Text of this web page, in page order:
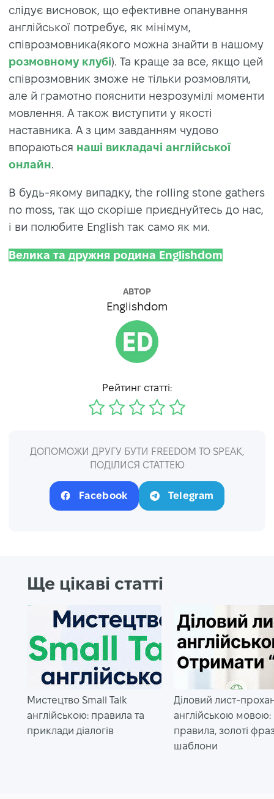
слідує висновок, що ефективне опанування
англійської потребує, як мінімум,
співрозмовника(якого можна знайти в нашому
розмовному клубі). Та краще за все, якщо цей
співрозмовник зможе не тільки розмовляти,
але й грамотно пояснити незрозумілі моменти
мовлення. А також виступити у якості
наставника. А з цим завданням чудово
впораються наші викладачі англійської
онлайн.
В будь-якому випадку, the rolling stone gathers
no moss, так що скоріше приєднуйтесь до нас,
і ви полюбите English так само як ми.
Велика та дружня родина Englishdom
АВТОР
Englishdom
Рейтинг статті:
ДОПОМОЖИ ДРУГУ БУТИ FREEDOM TO SPEAK,
ПОДІЛИСЯ СТАТТЕЮ
Facebook Telegram
Ще цікаві статті
Мистецтво Small Talk
англійською: правила та
приклади діалогів
Діловий лист-
англійською мовою:
правила, золоті
шаблони